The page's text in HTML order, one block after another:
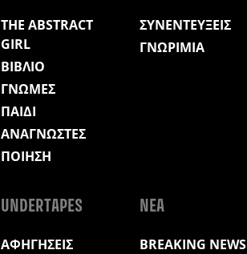
THE ABSTRACT
GIRL
ΒΙΒΛΙΟ
ΓΝΩΜΕΣ
ΠΑΙΔΙ
ΑΝΑΓΝΩΣΤΕΣ
ΠΟΙΗΣΗ
ΣΥΝΕΝΤΕΥΞΕΙΣ
ΓΝΩΡΙΜΙΑ
UNDERTAPES
ΑΦΗΓΗΣΕΙΣ
ΝΕΑ
BREAKING NEWS